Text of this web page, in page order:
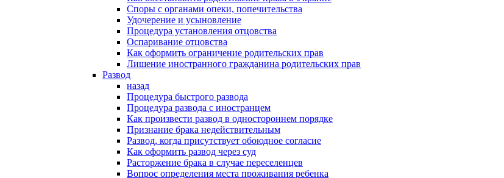
Споры с органами опеки, попечительства
Удочерение и усыновление
Процедура установления отцовства
Оспаривание отцовства
Как оформить ограничение родительских прав
Лишение иностранного гражданина родительских прав
Развод
назад
Процедура быстрого развода
Процедура развода с иностранцем
Как произвести развод в одностороннем порядке
Признание брака недействительным
Развод, когда присутствует обоюдное согласие
Как оформить развод через суд
Расторжение брака в случае переселенцев
Вопрос определения места проживания ребенка